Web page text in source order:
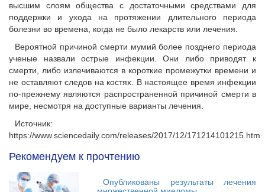
высшим слоям общества с достаточными средствами для
поддержки и ухода на протяжении длительного периода
болезни во времена, когда не было лекарств или лечения.
Вероятной причиной смерти мумий более позднего периода
ученые назвали острые инфекции. Они либо приводят к
смерти, либо излечиваются в короткие промежутки времени и
не оставляют следов на костях. В настоящее время инфекции
по-прежнему являются распространенной причиной смерти в
мире, несмотря на доступные варианты лечения.
Источник:
https://www.sciencedaily.com/releases/2017/12/171214101215.htm
Рекомендуем к прочтению
Опубликованы результаты лечения